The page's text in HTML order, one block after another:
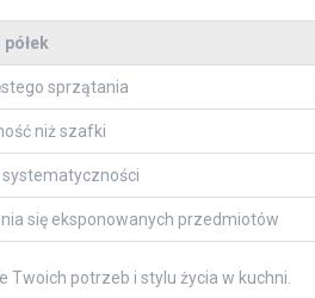
sprzątania
niż szafki
systematyczności
się eksponowanych przedmiotów
Twoich potrzeb i stylu życia w kuchni.